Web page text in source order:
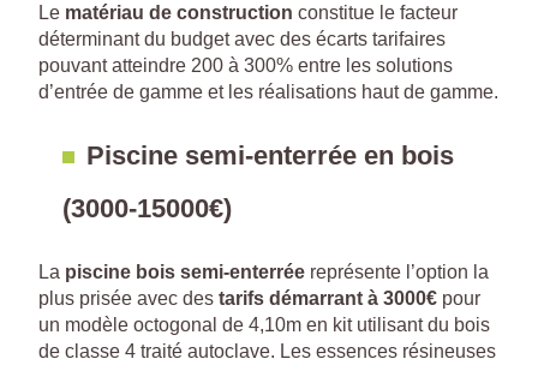
Le matériau de construction constitue le facteur
déterminant du budget avec des écarts tarifaires
pouvant atteindre 200 à 300% entre les solutions
d’entrée de gamme et les réalisations haut de gamme.
Piscine semi-enterrée en bois
(3000-15000€)
La piscine bois semi-enterrée représente l’option la
plus prisée avec des tarifs démarrant à 3000€ pour
un modèle octogonal de 4,10m en kit utilisant du bois
de classe 4 traité autoclave. Les essences résineuses